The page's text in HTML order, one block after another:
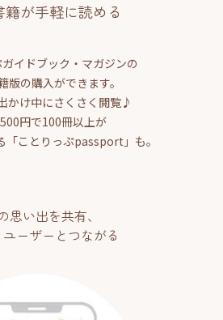
籍が手軽に読める
イドブック・マガジンの
版の購入ができます。
かけ中にさくさく閲覧♪
円で100冊以上が
「ことりっぷpassport」も。
思い出を共有、
ーザーとつながる